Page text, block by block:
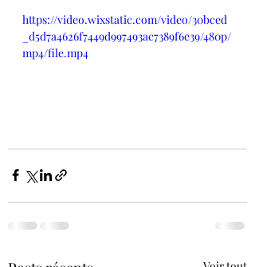
https://video.wixstatic.com/video/30bced
_d5d7a4626f7449d997493ac7389f6e39/480p/
mp4/file.mp4